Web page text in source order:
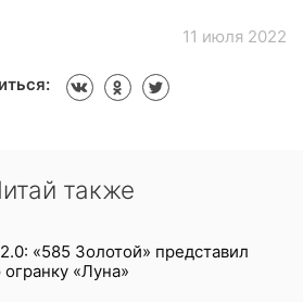
11 июля 2022
также
«585 Золотой» представил
«Луна»